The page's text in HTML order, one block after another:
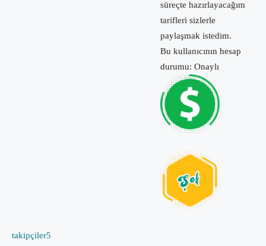
süreçte hazırlayacağım
tarifleri sizlerle
paylaşmak istedim.
Bu kullanıcının hesap
durumu: Onaylı
takipçiler5